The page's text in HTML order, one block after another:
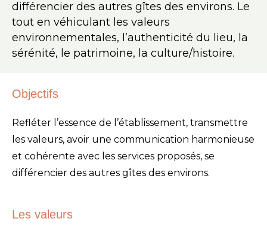
différencier des autres gîtes des environs. Le
tout en véhiculant les valeurs
environnementales, l’authenticité du lieu, la
sérénité, le patrimoine, la culture/histoire.
Objectifs
Refléter l’essence de l’établissement, transmettre
les valeurs, avoir une communication harmonieuse
et cohérente avec les services proposés, se
différencier des autres gîtes des environs.
Les valeurs